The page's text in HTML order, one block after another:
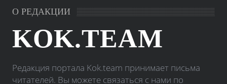
О РЕДАКЦИИ
KOK.TEAM
Редакция портала Kok.team принимает письма
читателей. Вы можете связаться с нами по